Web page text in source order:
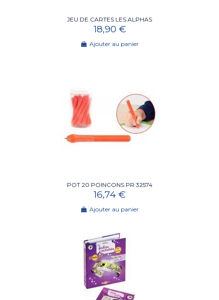
JEU DE CARTES LES ALPHAS
18,90 €
Ajouter au panier
POT 20 POINCONS PR 32574
16,74 €
Ajouter au panier